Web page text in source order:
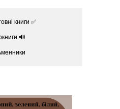
книги ✅
🔊